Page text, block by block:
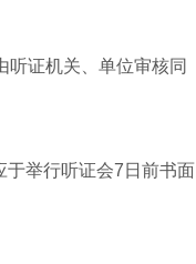
证机关、单位审核同
举行听证会7日前书面